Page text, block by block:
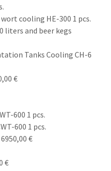
cooling HE-300 1 pcs.
liters and beer kegs
Tanks Cooling CH-6
€
600 1 pcs.
600 1 pcs.
€
€